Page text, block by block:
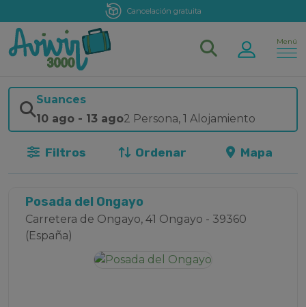
Cancelación gratuita
Menú
Suances
10 ago - 13 ago2 Persona, 1 Alojamiento
Filtros Ordenar Mapa
Posada del Ongayo
Carretera de Ongayo, 41 Ongayo - 39360
(España)